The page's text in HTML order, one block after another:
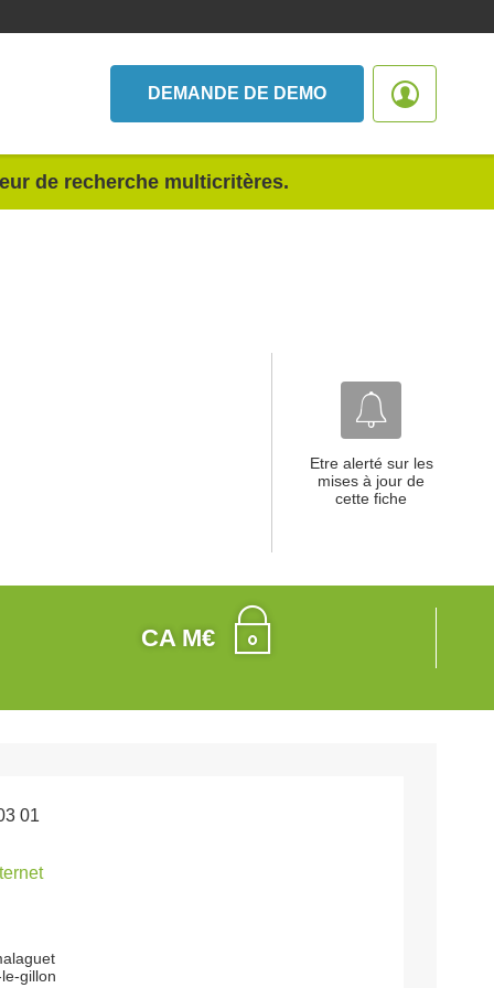
DEMANDE DE DEMO
de recherche multicritères.
Etre alerté sur les
mises à jour de
cette fiche
CA M€
01
gillon